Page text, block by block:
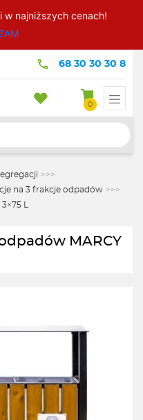
w najniższych cenach!
68 30 30 30 8
0
>>>
na 3 frakcje odpadów >>>
L
MARCY